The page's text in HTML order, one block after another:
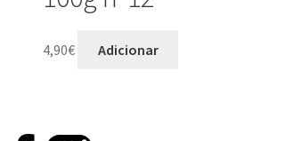
4,90€ Adicionar